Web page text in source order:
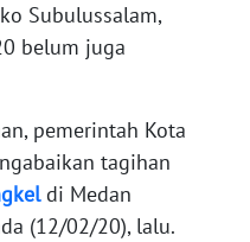
Subulussalam,
belum juga
pemerintah Kota
tagihan
di Medan
(12/02/20), lalu.